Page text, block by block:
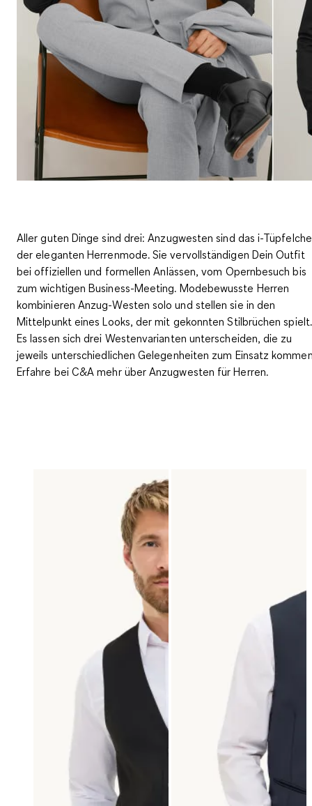
Aller guten Dinge sind drei: Anzugwesten sind das i-
der eleganten Herrenmode. Sie vervollständigen Dein Outfit
bei offiziellen und formellen Anlässen, vom Opernbesuch bis
zum wichtigen Business-Meeting. Modebewusste Herren
kombinieren Anzug-Westen solo und stellen sie in den
Mittelpunkt eines Looks, der mit gekonnten Stilbrüchen spielt.
Es lassen sich drei Westenvarianten unterscheiden, die zu
jeweils unterschiedlichen Gelegenheiten zum Einsatz
Erfahre bei C&A mehr über Anzugwesten für Herren.